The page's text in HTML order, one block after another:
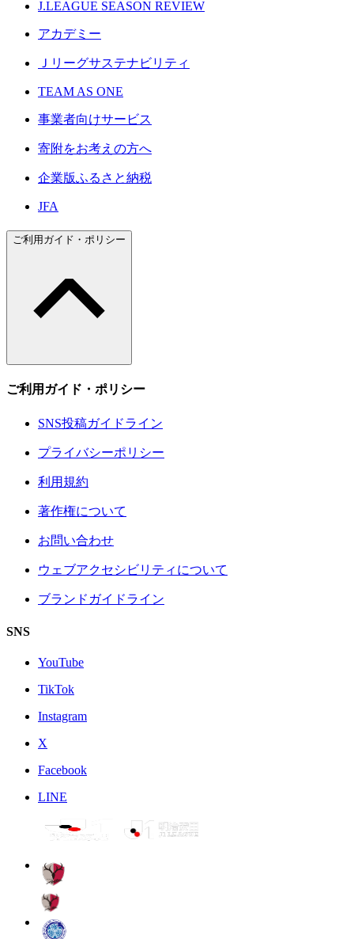
J.LEAGUE SEASON REVIEW
アカデミー
Ｊリーグサステナビリティ
TEAM AS ONE
事業者向けサービス
寄附をお考えの方へ
企業版ふるさと納税
JFA
ご利用ガイド・ポリシー
ご利用ガイド・ポリシー
SNS投稿ガイドライン
プライバシーポリシー
利用規約
著作権について
お問い合わせ
ウェブアクセシビリティについて
ブランドガイドライン
SNS
YouTube
TikTok
Instagram
X
Facebook
LINE